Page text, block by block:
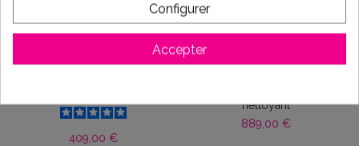
409,00 €
nettoyant
889,00 €
Configurer
Accepter